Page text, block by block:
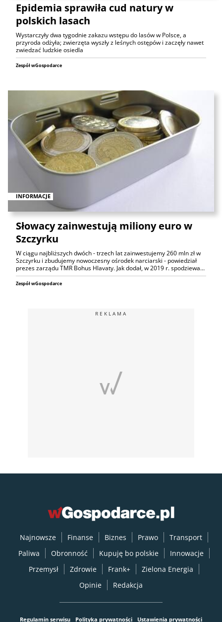
Epidemia sprawiła cud natury w
polskich lasach
Wystarczyły dwa tygodnie zakazu wstępu do lasów w Polsce, a
przyroda odżyła; zwierzęta wyszły z leśnych ostępów i zaczęły nawet
zwiedzać ludzkie osiedla
Zespół wGospodarce
INFORMACJE
Słowacy zainwestują miliony euro w
Szczyrku
W ciągu najbliższych dwóch - trzech lat zainwestujemy 260 mln zł w
Szczyrku i zbudujemy nowoczesny ośrodek narciarski - powiedział
prezes zarządu TMR Bohus Hlavaty. Jak dodał, w 2019 r. spodziewa…
Zespół wGospodarce
REKLAMA
Najnowsze Finanse Biznes Prawo
Transport
Paliwa
Obronność Kupuję bo polskie
Innowacje
Przemysł
Zdrowie Frank+
Zielona Energia
Opinie
Redakcja
Regulamin serwisu Polityka prywatności Ustawienia prywatności